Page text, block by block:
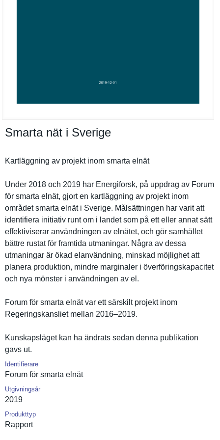
Smarta nät i Sverige
Kartläggni­ng av projekt inom smarta elnät
Under 2018 och 2019 har Energifors­k, på uppdrag av Forum
för smarta elnät, gjort en kartläggni­ng av projekt inom
området smarta elnät i Sverige. Målsättnin­gen har varit att
identifier­a initiativ runt om i landet som på ett eller annat sätt
effektivis­erar användning­en av elnätet, och gör samhället
bättre rustat för framtida utmaningar. Några av dessa
utmaningar är ökad elanvändni­ng, minskad möjlighet att
planera produktion, mindre marginaler i överföring­skapacitet
och nya mönster i användning­en av el.
Forum för smarta elnät var ett särskilt projekt inom
Regeringsk­ansliet mellan 2016–2019.
Kunskapslä­get kan ha ändrats sedan denna publikatio­n
gavs ut.
Identifierare
Forum för smarta elnät
Utgivningsår
2019
Produkttyp
Rapport